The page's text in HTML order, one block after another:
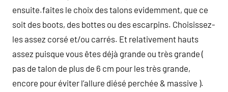
ensuite.faites le choix des talons evidemment, que ce
soit des boots, des bottes ou des escarpins. Choisissez-
les assez corsé et/ou carrés. Et relativement hauts
assez puisque vous êtes déjà grande ou très grande (
pas de talon de plus de 6 cm pour les très grande,
encore pour éviter l’allure diésé perchée & massive ).